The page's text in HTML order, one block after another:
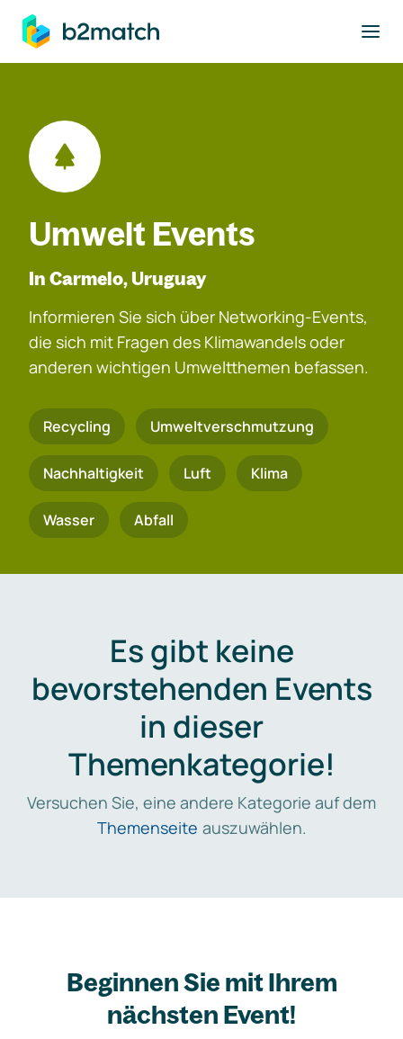
springen
Umwelt Events
In Carmelo, Uruguay
Informieren Sie sich über Networking-Events,
die sich mit Fragen des Klimawandels oder
anderen wichtigen Umweltthemen befassen.
Recycling Umweltverschmutzung
Nachhaltigkeit Luft Klima
Wasser Abfall
Es gibt keine
bevorstehenden Events
in dieser
Themenkategorie!
Versuchen Sie, eine andere Kategorie auf dem
Themenseite auszuwählen.
Beginnen Sie mit Ihrem
nächsten Event!